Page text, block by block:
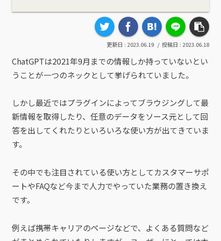
2023.06.19 2023.06.18
ChatGPTは2021年9月までの情報しか持っていないとい
うことが一つのネックとして挙げられていました。
しかし最近ではプラグインによってブラウジングして最
新情報を取得したり、任意のデータをソース元として回
答を出してくれたりといろいろな使い方が出てきていま
す。
その中でも注目されている使い方としてカスタマーサポ
ートやFAQなど今まで人力でやっていた業務の置き換え
です。
例えば携帯キャリアのページなどで、よくある質問など